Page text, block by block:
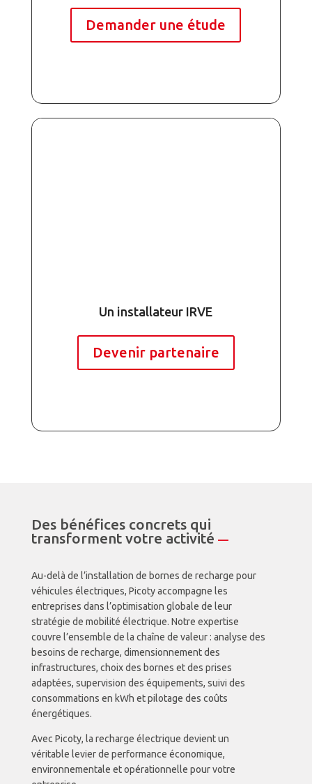
Demander une étude
Un installateur IRVE
Devenir partenaire
Des bénéfices concrets qui
transforment votre activité —
Au-delà de l’installation de bornes de recharge pour
véhicules électriques, Picoty accompagne les
entreprises dans l’optimisation globale de leur
stratégie de mobilité électrique. Notre expertise
couvre l’ensemble de la chaîne de valeur : analyse des
besoins de recharge, dimensionnement des
infrastructures, choix des bornes et des prises
adaptées, supervision des équipements, suivi des
consommations en kWh et pilotage des coûts
énergétiques.
Avec Picoty, la recharge électrique devient un
véritable levier de performance économique,
environnementale et opérationnelle pour votre